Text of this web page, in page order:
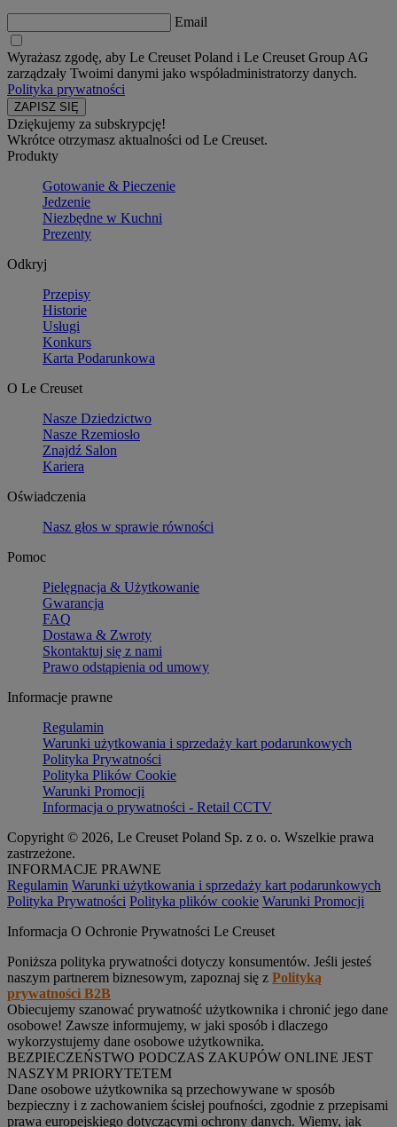
Email
Wyrażasz zgodę, aby Le Creuset Poland i Le Creuset Group AG
zarządzały Twoimi danymi jako współadministratorzy danych.
Polityka prywatności
Dziękujemy za subskrypcję!
Wkrótce otrzymasz aktualności od Le Creuset.
Produkty
Gotowanie & Pieczenie
Jedzenie
Niezbędne w Kuchni
Prezenty
Odkryj
Przepisy
Historie
Usługi
Konkurs
Karta Podarunkowa
O Le Creuset
Nasze Dziedzictwo
Nasze Rzemiosło
Znajdź Salon
Kariera
Oświadczenia
Nasz głos w sprawie równości
Pomoc
Pielęgnacja & Użytkowanie
Gwarancja
FAQ
Dostawa & Zwroty
Skontaktuj się z nami
Prawo odstąpienia od umowy
Informacje prawne
Regulamin
Warunki użytkowania i sprzedaży kart podarunkowych
Polityka Prywatności
Polityka Plików Cookie
Warunki Promocji
Informacja o prywatności - Retail CCTV
Copyright © 2026, Le Creuset Poland Sp. z o. o. Wszelkie prawa
zastrzeżone.
INFORMACJE PRAWNE
Regulamin Warunki użytkowania i sprzedaży kart podarunkowych
Polityka Prywatności Polityka plików cookie Warunki Promocji
Informacja O Ochronie Prywatności Le Creuset
Poniższa polityka prywatności dotyczy konsumentów. Jeśli jesteś
naszym partnerem biznesowym, zapoznaj się z Polityką
prywatności B2B
Obiecujemy szanować prywatność użytkownika i chronić jego dane
osobowe! Zawsze informujemy, w jaki sposób i dlaczego
wykorzystujemy dane osobowe użytkownika.
BEZPIECZEŃSTWO PODCZAS ZAKUPÓW ONLINE JEST
NASZYM PRIORYTETEM
Dane osobowe użytkownika są przechowywane w sposób
bezpieczny i z zachowaniem ścisłej poufności, zgodnie z przepisami
prawa europejskiego dotyczącymi ochrony danych. Wiemy, jak